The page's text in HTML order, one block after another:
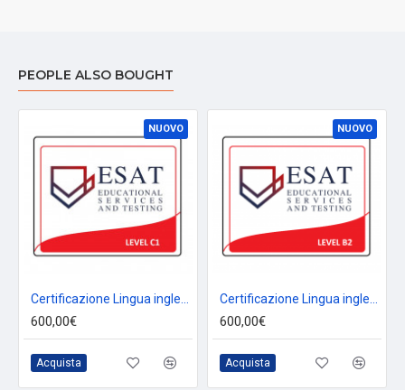
PEOPLE ALSO BOUGHT
NUOVO
600,00€
Acquista
NUOVO
600,00€
Acquista